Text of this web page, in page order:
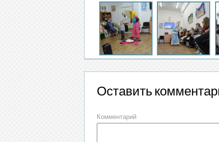
Оставить
Комментарий